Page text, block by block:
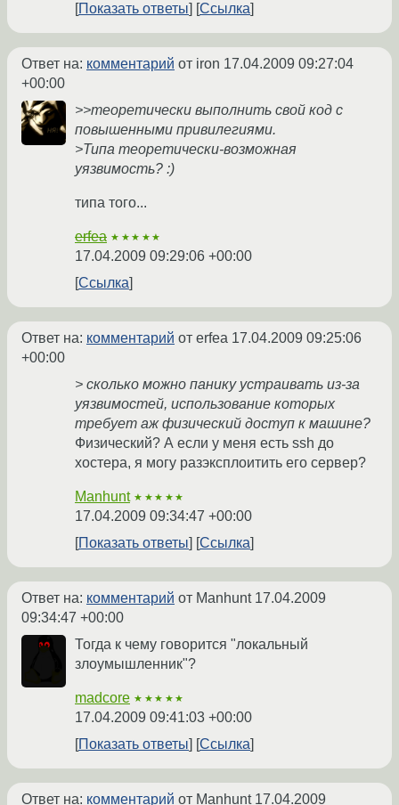
Показать ответы
Ссылка
Ответ на: комментарий от iron 17.04.2009 09:27:04
+00:00
>>теоретически выполнить свой код с
повышенными привилегиями.
>Типа теоретически-возможная
уязвимость? :)
типа того...
erfea ★★★★★
17.04.2009 09:29:06 +00:00
Ссылка
Ответ на: комментарий от erfea 17.04.2009 09:25:06
+00:00
> сколько можно панику устраивать из-за
уязвимостей, использование которых
требует аж физический доступ к машине?
Физический? А если у меня есть ssh до
хостера, я могу разэксплоитить его сервер?
Manhunt ★★★★★
17.04.2009 09:34:47 +00:00
Показать ответы
Ссылка
Ответ на: комментарий от Manhunt 17.04.2009
09:34:47 +00:00
Тогда к чему говорится "локальный
злоумышленник"?
madcore ★★★★★
17.04.2009 09:41:03 +00:00
Показать ответы
Ссылка
Ответ на: комментарий от Manhunt 17.04.2009